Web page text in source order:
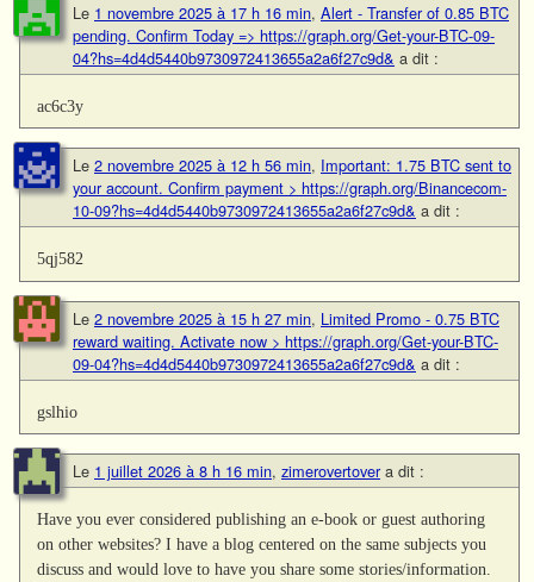
Le 1 novembre 2025 à 17 h 16 min, Alert - Transfer of 0.85 BTC
pending. Confirm Today => https://graph.org/Get-your-BTC-09-
04?hs=4d4d5440b9730972413655a2a6f27c9d& a dit :
ac6c3y
Le 2 novembre 2025 à 12 h 56 min, Important: 1.75 BTC sent to
your account. Confirm payment > https://graph.org/Binancecom-
10-09?hs=4d4d5440b9730972413655a2a6f27c9d& a dit :
5qj582
Le 2 novembre 2025 à 15 h 27 min, Limited Promo - 0.75 BTC
reward waiting. Activate now > https://graph.org/Get-your-BTC-
09-04?hs=4d4d5440b9730972413655a2a6f27c9d& a dit :
gslhio
Le 1 juillet 2026 à 8 h 16 min, zimerovertover a dit :
Have you ever considered publishing an e-book or guest authoring
on other websites? I have a blog centered on the same subjects you
discuss and would love to have you share some stories/information.